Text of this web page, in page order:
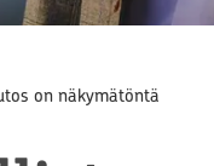
on näkymätöntä